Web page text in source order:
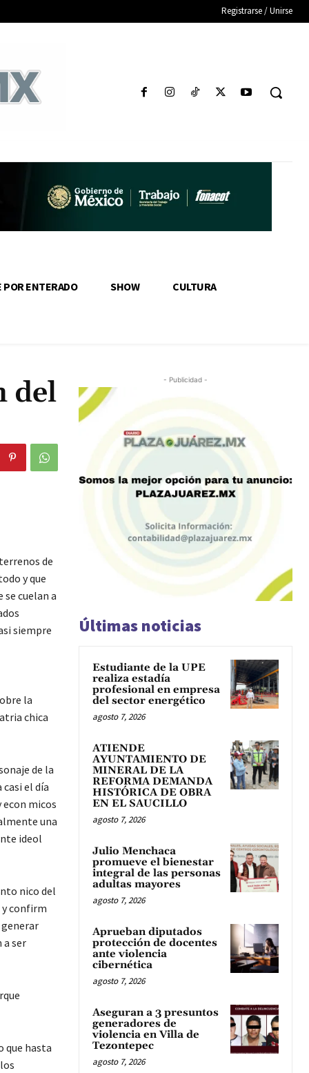
Registrarse / Unirse
POR ENTERADO SHOW CULTURA
del
de
y que
se cuelan a
siempre
la
chica
de la
el día
micos
una
ideol
nico del
y confirm
a ser
que hasta
- Publicidad -
Últimas noticias
Estudiante de la UPE
realiza estadía
profesional en empresa
del sector energético
agosto 7, 2026
ATIENDE
AYUNTAMIENTO DE
MINERAL DE LA
REFORMA DEMANDA
HISTÓRICA DE OBRA
EN EL SAUCILLO
agosto 7, 2026
Julio Menchaca
promueve el bienestar
integral de las personas
adultas mayores
agosto 7, 2026
Aprueban diputados
protección de docentes
ante violencia
cibernética
agosto 7, 2026
Aseguran a 3 presuntos
generadores de
violencia en Villa de
Tezontepec
agosto 7, 2026